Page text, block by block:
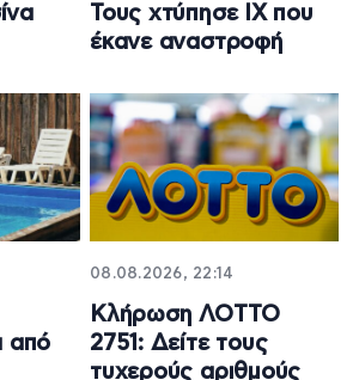
Τους χτύπησε ΙΧ που
έκανε αναστροφή
από
08.08.2026, 22:14
Κλήρωση ΛΟΤΤΟ
2751: Δείτε τους
τυχερούς αριθμούς